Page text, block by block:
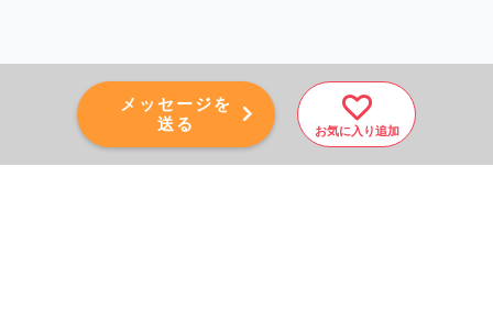
メッセージを
送る
お気に入り追加